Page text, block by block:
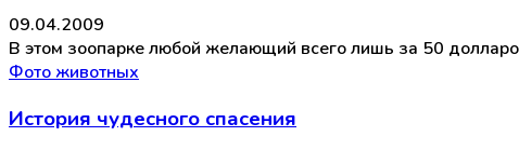
09.04.2009
В этом зоопарке любой желающий всего лишь за 50
Фото животных
История чудесного спасения